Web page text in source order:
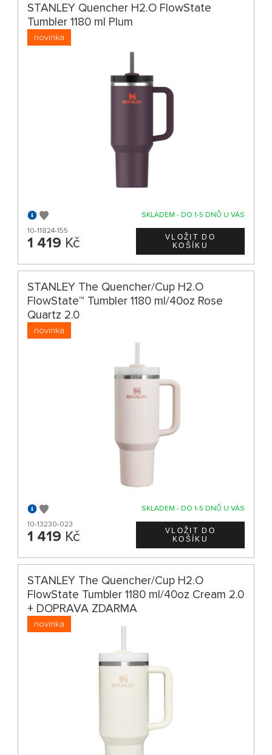
STANLEY Quencher H2.O FlowState
Tumbler 1180 ml Plum
novinka
SKLADEM - DO 1-5 DNŮ U VÁS
10-11824-155
1 419 Kč
STANLEY The Quencher/Cup H2.O
FlowState™ Tumbler 1180 ml/40oz Rose
Quartz 2.0
novinka
SKLADEM - DO 1-5 DNŮ U VÁS
10-13230-023
1 419 Kč
STANLEY The Quencher/Cup H2.O
FlowState Tumbler 1180 ml/40oz Cream 2.0
+ DOPRAVA ZDARMA
novinka